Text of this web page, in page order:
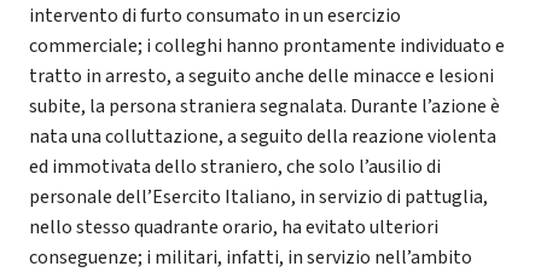
intervento di furto consumato in un esercizio
commerciale; i colleghi hanno prontamente individuato e
tratto in arresto, a seguito anche delle minacce e lesioni
subite, la persona straniera segnalata. Durante l’azione è
nata una colluttazione, a seguito della reazione violenta
ed immotivata dello straniero, che solo l’ausilio di
personale dell’Esercito Italiano, in servizio di pattuglia,
nello stesso quadrante orario, ha evitato ulteriori
conseguenze; i militari, infatti, in servizio nell’ambito